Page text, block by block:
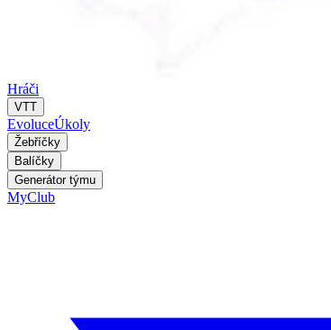
Hráči
VTT
EvoluceÚkoly
Žebříčky
Balíčky
Generátor týmu
MyClub